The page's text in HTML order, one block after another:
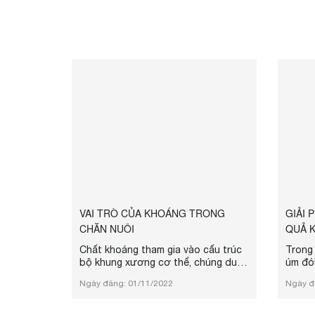
VAI TRÒ CỦA KHOÁNG TRONG
CHĂN NUÔI
Chất khoáng tham gia vào cấu trúc
bộ khung xương cơ thể, chúng duy
Acid-Kiềm trong và ngoài cơ thể.
Ngày đăng: 01/11/2022
GIẢI
QUẢ
úm
quyết
Ngày